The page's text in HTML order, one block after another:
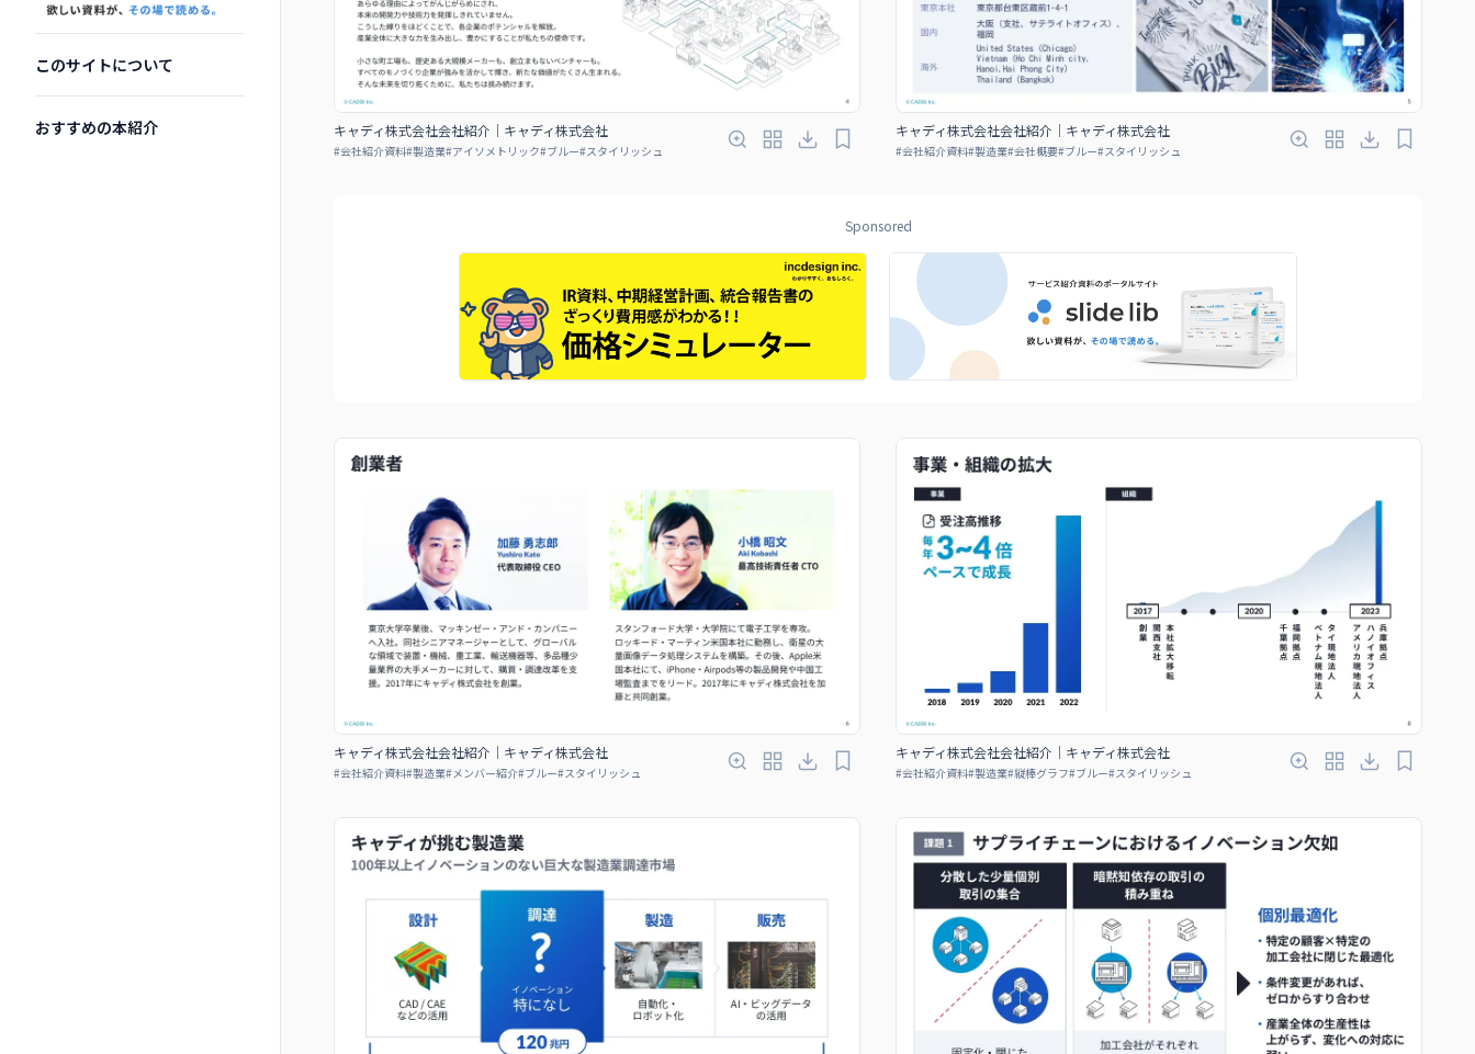
このサイトについて
おすすめの本紹介 キャディ株式会社会社紹介｜キャディ株式会社
#会社紹介資料#製造業#アイソメトリック#ブルー#スタイリッシュ
キャディ株式会社会社紹介｜キャディ株式会社
#会社紹介資料#製造業#会社概要#ブルー#スタイリッシュ
Sponsored
キャディ株式会社会社紹介｜キャディ株式会社
#会社紹介資料#製造業#メンバー紹介#ブルー#スタイリッシュ
キャディ株式会社会社紹介｜キャディ株式会社
#会社紹介資料#製造業#縦棒グラフ#ブルー#スタイリッシュ